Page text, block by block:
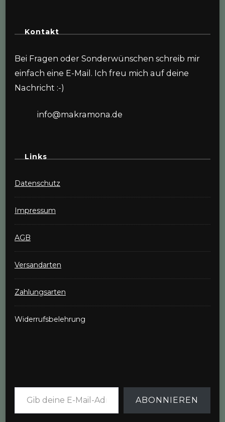
Kontakt
Bei Fragen oder Sonderwünschen schreib mir
einfach eine E-Mail. Ich freu mich auf deine
Nachricht :-)
info@makramona.de
Links
Datenschutz
Impressum
AGB
Versandarten
Zahlungsarten
Widerrufsbelehrung
Gib deine E-Mail-Adresse ein ...
ABONNIEREN